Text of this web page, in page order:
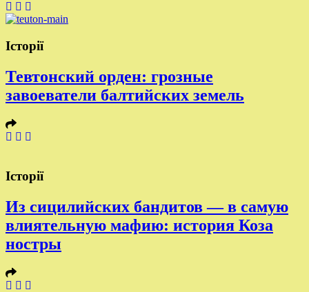
Історії
Тевтонский орден: грозные
завоеватели балтийских земель
Історії
Из сицилийских бандитов — в самую
влиятельную мафию: история Коза
ностры